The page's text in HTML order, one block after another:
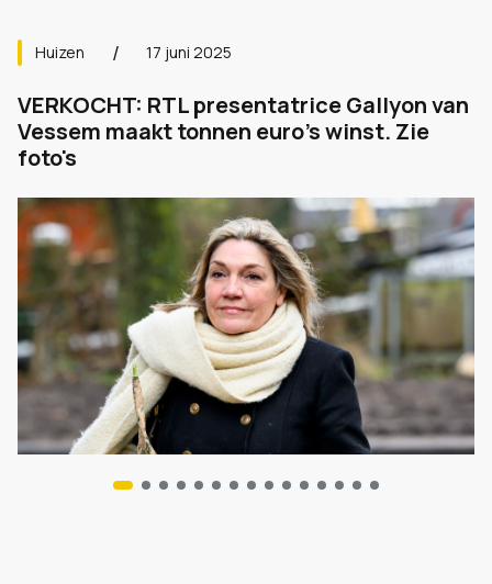
Huizen 17 juni 2025
VERKOCHT: RTL presentatrice Gallyon van
Vessem maakt tonnen euro's winst. Zie
foto's